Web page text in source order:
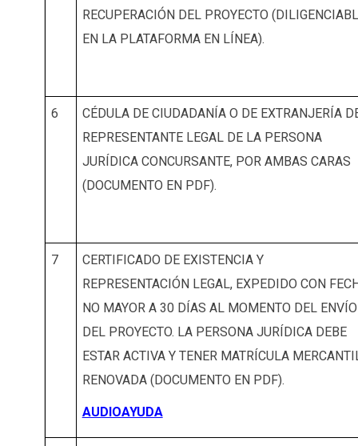
RECUPERACIÓN DEL PROYECTO
EN LA PLATAFORMA EN LÍNEA).
6
CÉDULA DE CIUDADANÍA O DE EXTRANJERÍA
REPRESENTANTE LEGAL DE LA PERSONA
JURÍDICA CONCURSANTE, POR AMBAS CARAS
(DOCUMENTO EN PDF).
7
CERTIFICADO DE EXISTENCIA Y
REPRESENTACIÓN LEGAL, EXPEDIDO CON
NO MAYOR A 30 DÍAS AL MOMENTO DEL ENVÍO
DEL PROYECTO. LA PERSONA JURÍDICA DEBE
ESTAR ACTIVA Y TENER MATRÍCULA
RENOVADA (DOCUMENTO EN PDF).
AUDIOAYUDA